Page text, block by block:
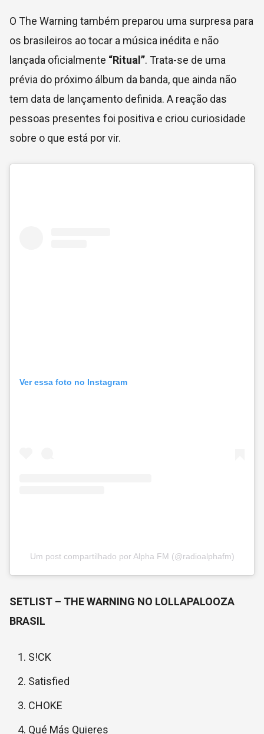
O The Warning também preparou uma surpresa para
os brasileiros ao tocar a música inédita e não
lançada oficialmente “Ritual”. Trata-se de uma
prévia do próximo álbum da banda, que ainda não
tem data de lançamento definida. A reação das
pessoas presentes foi positiva e criou curiosidade
sobre o que está por vir.
Ver essa foto no Instagram
Um post compartilhado por Alpha FM (@radioalphafm)
SETLIST – THE WARNING NO LOLLAPALOOZA
BRASIL
S!CK
Satisfied
CHOKE
Qué Más Quieres